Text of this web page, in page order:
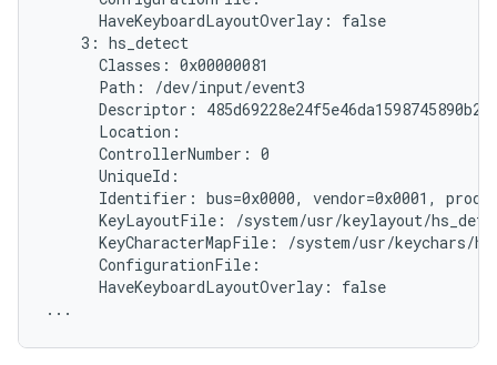
      HaveKeyboardLayoutOverlay: false
    3: hs_detect
      Classes: 0x00000081
      Path: /dev/input/event3
Descriptor:
      Location:
      ControllerNumber: 0
      UniqueId:
Identifier: bus=0x0000, vendor=0x0001,
KeyLayoutFile: /system/usr/keylayout/
KeyCharacterMapFile: /system/usr/keychars/
      ConfigurationFile:
      HaveKeyboardLayoutOverlay: false